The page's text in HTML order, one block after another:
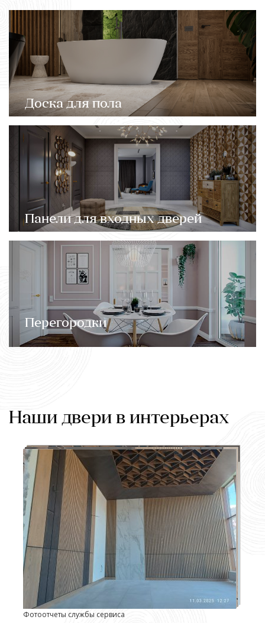
Доска для пола
Панели для входных дверей
Перегородки
Наши двери в интерьерах
Фотоотчеты службы сервиса